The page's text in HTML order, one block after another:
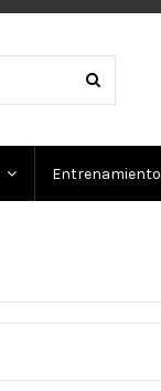
Entrenamiento